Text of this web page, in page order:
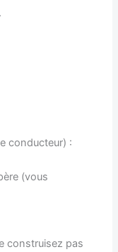
conducteur) :
(vous
construisez pas